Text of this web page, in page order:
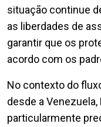
situação continue
as liberdades de
garantir que os
acordo com os
No contexto do
desde a
particularmente